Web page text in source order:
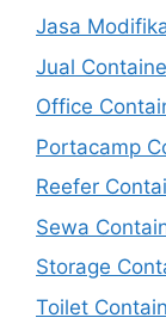
Jasa
Jual
Office
Portacamp
Reefer
Sewa
Storage
Toilet